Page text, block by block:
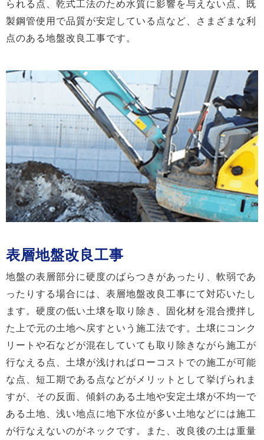
られる点、乾式工法のため水質に影響を与えない点、既
製鋼管使用で品質が安定している点など、さまざまな利
点のある地盤改良工事です。
表層地盤改良工事
地盤の表層部分に硬度のばらつきがあったり、軟弱であ
ったりする場合には、表層地盤改良工事にて対応いたし
ます。硬度の低い土壌を取り除き、固化材を混合攪拌し
た上で元の土地へ戻すという施工法です。土壌にコンク
リートや石などが混在していても取り除きながら施工が
行なえる点、土壌が浅ければローコストでの施工が可能
な点、短工期である点などがメリットとして挙げられま
すが、その反面、傾斜のある土地や安定土壌が不均一で
ある土地、浅い地点に地下水位が多い土地などには施工
が行なえないのがネックです。また、改良後の土は重量